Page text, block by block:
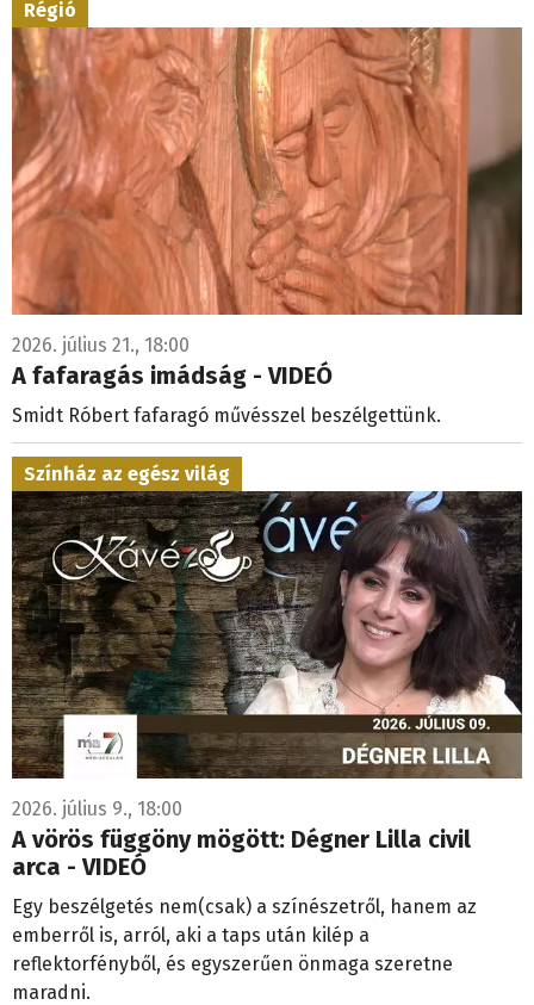
Régió
2026. július 21., 18:00
A fafaragás imádság - VIDEÓ
Smidt Róbert fafaragó művésszel beszélgettünk.
Színház az egész világ
2026. július 9., 18:00
A vörös függöny mögött: Dégner Lilla civil
arca - VIDEÓ
Egy beszélgetés nem(csak) a színészetről, hanem az
emberről is, arról, aki a taps után kilép a
reflektorfényből, és egyszerűen önmaga szeretne
maradni.